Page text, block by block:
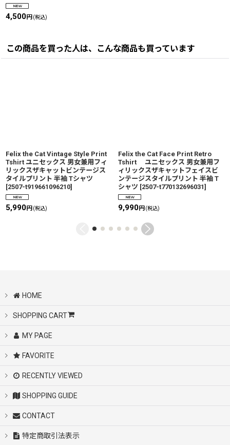
4,500円 (税込)
この商品を買った人は、こんな商品も買っています
Felix the Cat Vintage Style Print
Tshirt ユニセックス 男女兼用フィ
リックスザキャットビンテージス
タイルプリント 半袖 Tシャツ
[2507-t919661096210]
5,990円 (税込)
Felix the Cat Face Print Retro
Tshirt ユニセックス 男女兼用フ
ィリックスザキャットフェイスビ
ンテージスタイルプリント 半袖 T
シャツ [2507-t770132696031]
9,990円 (税込)
HOME
SHOPPING CART
MY PAGE
FAVORITE
RECENTLY VIEWED
SHOPPING GUIDE
CONTACT
特定商取引法表示